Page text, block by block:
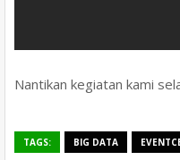
Nantikan kegiatan kami
TAGS: BIG DATA